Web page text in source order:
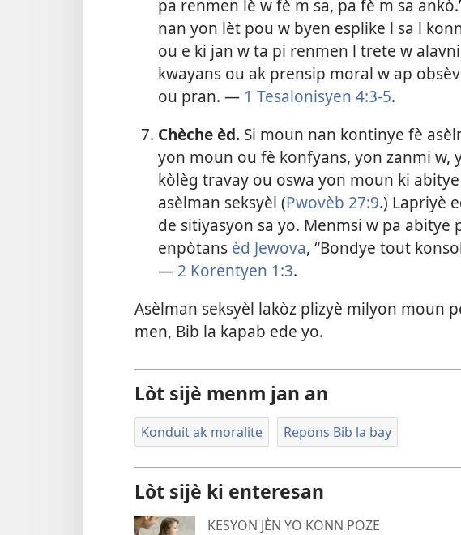
pa renmen lè w fè m sa, pa fè m sa
nan yon lèt pou w byen esplike l sa l
ou e ki jan w ta pi renmen l trete w
kwayans ou ak prensip moral w ap
ou pran. — 1 Tesalonisyen 4:3-5.
Chèche èd.Si moun nan kontinye fè
yon moun ou fè konfyans, yon zanmi w,
kòlèg travay ou oswa yon moun ki
asèlman seksyèl (Pwovèb 27:9.) Lapriyè
de sitiyasyon sa yo. Menmsi w pa abitye
enpòtans èd Jewova, “Bondye tout
— 2 Korentyen 1:3.
Asèlman seksyèl lakòz plizyè milyon moun
men, Bib la kapab ede yo.
Lòt sijè menm jan an
Konduit ak moralite Repons Bib la bay
Lòt sijè ki enteresan
KESYON JÈN YO KONN POZE